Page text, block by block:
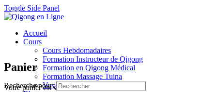
Toggle Side Panel
Accueil
Cours
Cours Hebdomadaires
Formation Instructeur de Qigong
Formation en Qigong Médical
Formation Massage Tuina
Voyage en Chine
Panier
Votre panier est vide.
Recherche pour: